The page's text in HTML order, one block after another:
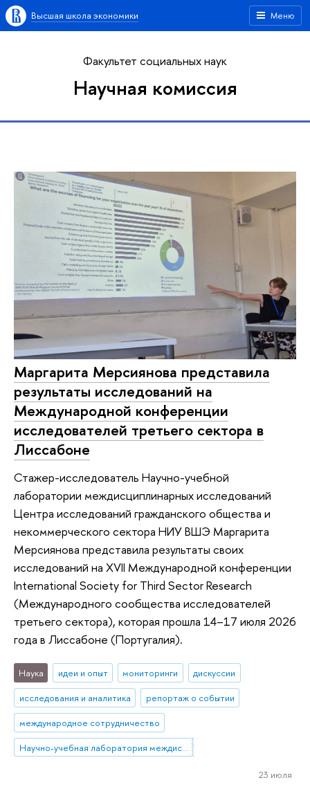
Меню
Высшая школа экономики
Факультет социальных наук
Научная комиссия
Маргарита Мерсиянова представила
результаты исследований на
Международной конференции
исследователей третьего сектора в
Лиссабоне
Стажер-исследователь Научно-учебной
лаборатории междисциплинарных исследований
Центра исследований гражданского общества и
некоммерческого сектора НИУ ВШЭ Маргарита
Мерсиянова представила результаты своих
исследований на XVII Международной конференции
International Society for Third Sector Research
(Международного сообщества исследователей
третьего сектора), которая прошла 14–17 июля 2026
года в Лиссабоне (Португалия).
Наука идеи и опыт мониторинги
дискуссии
исследования и аналитика
репортаж о событии
международное сотрудничество
Научно-учебная лаборатория междисциплинарных исследований некоммерческого сектора
23 июля